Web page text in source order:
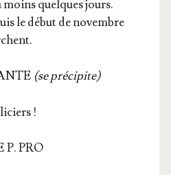
quelques jours.
le début de novembre
(se pré­ci­pite)
!
P. PRO